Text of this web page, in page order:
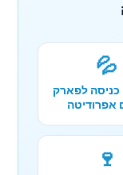
💦
לפארק
אפרודיטה
🍷